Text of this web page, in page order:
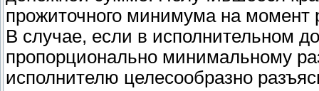
прожиточного минимума на момент
В случае, если в исполнительном
пропорционально минимальному
исполнителю целесообразно